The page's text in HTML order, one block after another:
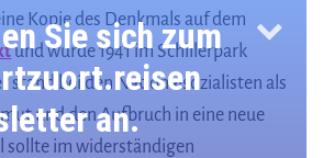
Kopie des Denkmals auf dem
und wurde 1941 im Schillerpark
stand bei den Nationalsozialisten als
und den Aufbruch in eine neue
sollte im widerständigen
Sie sich zum
an.